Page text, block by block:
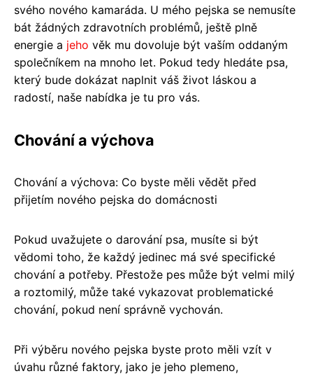
svého nového kamaráda. U mého pejska se nemusíte
bát žádných zdravotních problémů, ještě plně
energie a jeho věk mu dovoluje být vaším oddaným
společníkem na mnoho let. Pokud tedy hledáte psa,
který bude dokázat naplnit váš život láskou a
radostí, naše nabídka je tu pro vás.
Chování a výchova
Chování a výchova: Co byste měli vědět před
přijetím nového pejska do domácnosti
Pokud uvažujete o darování psa, musíte si být
vědomi toho, že každý jedinec má své specifické
chování a potřeby. Přestože pes může být velmi milý
a roztomilý, může také vykazovat problematické
chování, pokud není správně vychován.
Při výběru nového pejska byste proto měli vzít v
úvahu různé faktory, jako je jeho plemeno,